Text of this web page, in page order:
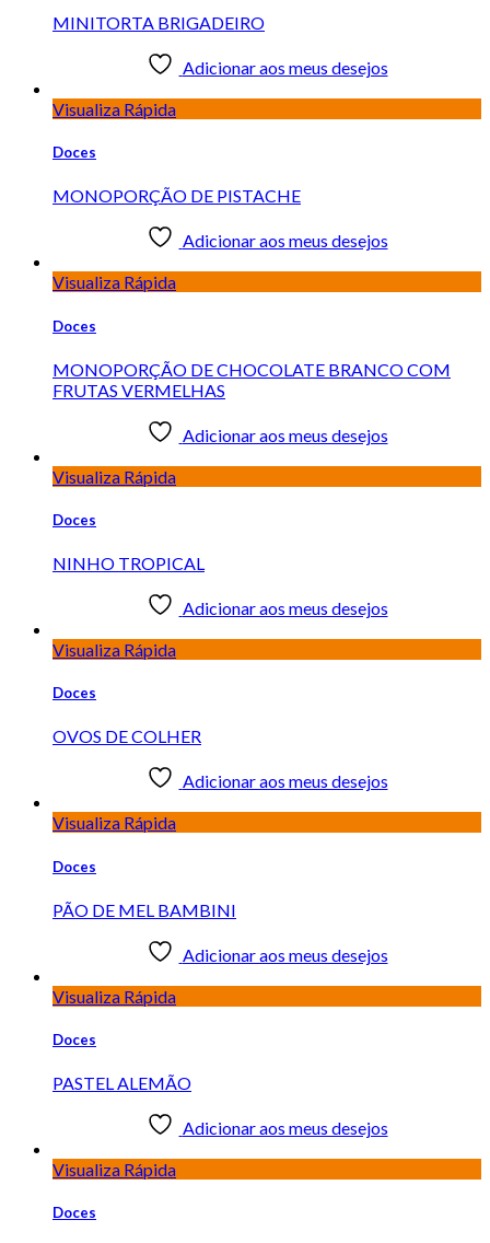
MINITORTA BRIGADEIRO
Adicionar aos meus desejos
Visualiza Rápida
Doces
MONOPORÇÃO DE PISTACHE
Adicionar aos meus desejos
Visualiza Rápida
Doces
MONOPORÇÃO DE CHOCOLATE BRANCO COM
FRUTAS VERMELHAS
Adicionar aos meus desejos
Visualiza Rápida
Doces
NINHO TROPICAL
Adicionar aos meus desejos
Visualiza Rápida
Doces
OVOS DE COLHER
Adicionar aos meus desejos
Visualiza Rápida
Doces
PÃO DE MEL BAMBINI
Adicionar aos meus desejos
Visualiza Rápida
Doces
PASTEL ALEMÃO
Adicionar aos meus desejos
Visualiza Rápida
Doces